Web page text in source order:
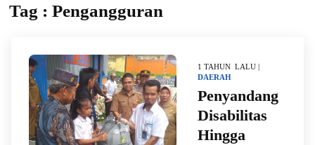
Tag : Pengangguran
1 TAHUN LALU |
DAERAH
Penyandang
Disabilitas
Hingga